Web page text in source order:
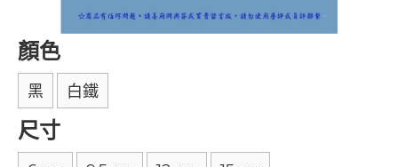
顏色
黑 白鐵
尺寸